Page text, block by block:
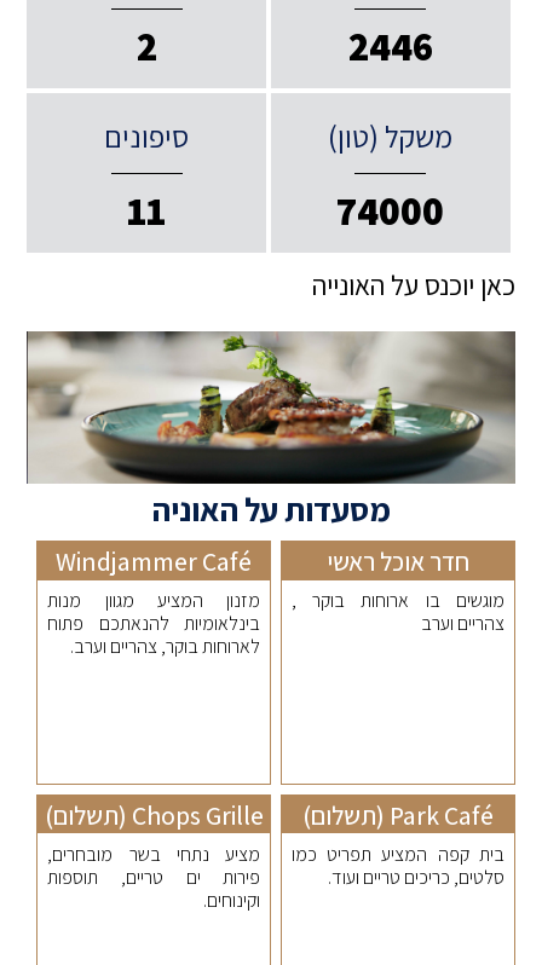
2446
2
משקל (טון)
74000
סיפונים
11
כאן יוכנס על האונייה
מסעדות על האוניה
חדר אוכל ראשי
מוגשים בו ארוחות בוקר ,
צהריים וערב
Windjammer Café
מזנון המציע מגוון מנות
בינלאומיות להנאתכם פתוח
לארוחות בוקר, צהריים וערב.
Park Café (תשלום)
בית קפה המציע תפריט כמו
סלטים, כריכים טריים ועוד.
Chops Grille (תשלום)
מציע נתחי בשר מובחרים,
פירות ים טריים, תוספות
וקינוחים.